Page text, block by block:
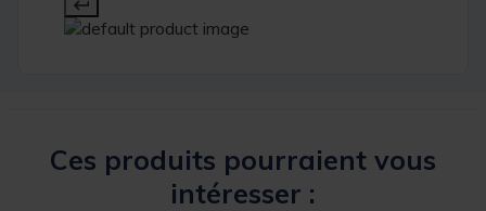
Ces produits pourraient vous
intéresser :